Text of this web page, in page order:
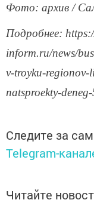
Фото: архив /
Подробнее:
inform.ru/news/
v-troyku-regionov-
natsproekty-
Следите за
Telegram-
Читайте